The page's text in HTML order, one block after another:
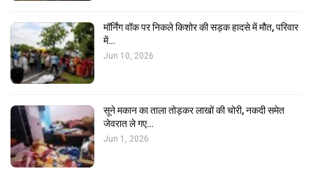
मॉर्निंग वॉक पर निकले किशोर की सड़क हादसे में मौत, परिवार
में…
Jun 10, 2026
सूने मकान का ताला तोड़कर लाखों की चोरी, नकदी समेत
जेवरात ले गए…
Jun 1, 2026